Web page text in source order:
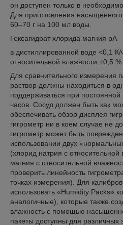
он доступен только в
Для приготовления
60–70 г на 100 мл воды.
Гексагидрат хлорида магния pA
в дистиллированной воде <0,1
относительной влажности ±0,5
Для сравнительного измерения
раствор должны находиться в
поддерживаться при
часов. Сосуд должен быть как
обеспечивать обзор дисплея
гигрометр ни в коем случае не
гигрометр может быть
использовании двух
(хлорид натрия с
магния с относительной
проверить линейность
точках измерения). Для
использовать «Humidity Packs»
аналогичные), которые также
влажность с помощью
пакеты доступны для различных